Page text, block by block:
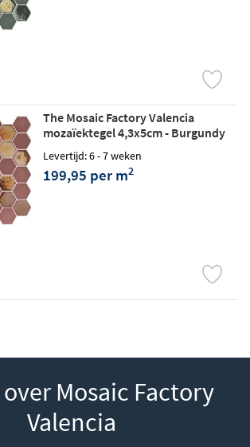
The Mosaic Factory Valencia
mozaïektegel 4,3x5cm - Burgundy
Levertijd: 6 - 7 weken
199,95 per m2
Mosaic Factory
Valencia